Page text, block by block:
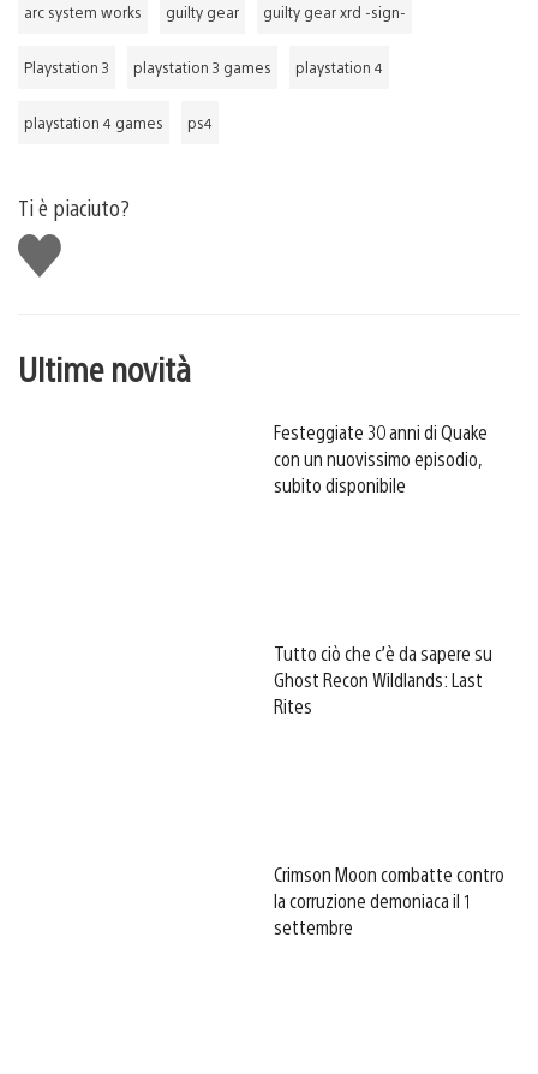
arc system works guilty gear guilty gear xrd -sign-
Playstation 3 playstation 3 games playstation 4
playstation 4 games ps4
Ti è piaciuto?
Mi
piace
Ultime novità
Festeggiate 30 anni di Quake
con un nuovissimo episodio,
subito disponibile
Tutto ciò che c’è da sapere su
Ghost Recon Wildlands: Last
Rites
Crimson Moon combatte contro
la corruzione demoniaca il 1
settembre